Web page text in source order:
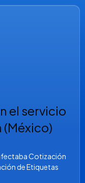
el servicio
(México)
Cotización
de Etiquetas